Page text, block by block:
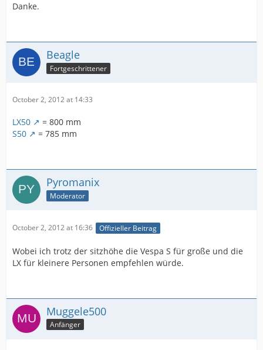
Danke.
Beagle
Fortgeschrittener
October 2, 2012 at 14:33
LX50
= 800 mm
S50
= 785 mm
Pyromanix
Moderator
October 2, 2012 at 16:36 Offizieller Beitrag
Wobei ich trotz der sitzhöhe die Vespa S für große und die
LX für kleinere Personen empfehlen würde.
Muggele500
Anfänger